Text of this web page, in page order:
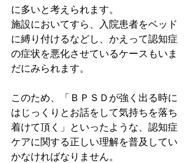
に多いと考えられます。
施設においてすら、入院患者をベッド
に縛り付けるなどし、かえって認知症
の症状を悪化させているケースもいま
だにみられます。
このため、「ＢＰＳＤが強く出る時に
はじっくりとお話をして気持ちを落ち
着けて頂く」といったような、認知症
ケアに関する正しい理解を普及してい
かなければなりません。